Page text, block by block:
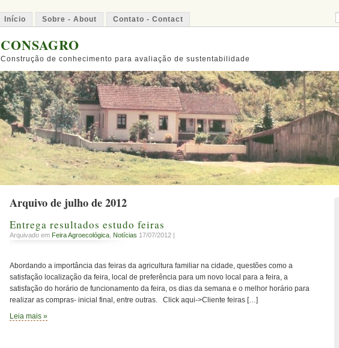
Início Sobre - About Contato - Contact
CONSAGRO
Construção de conhecimento para avaliação de sustentabilidade
Arquivo de julho de 2012
Entrega resultados estudo feiras
Arquivado em Feira Agroecológica Notícias 17/07/2012 |
Abordando a importância das feiras da agricultura familiar na cidade, questões como a
satisfação localização da feira, local de preferência para um novo local para a feira, a
satisfação do horário de funcionamento da feira, os dias da semana e o melhor horário para
realizar as compras- inicial final, entre outras. Click aqui->Cliente feiras […]
Leia mais »